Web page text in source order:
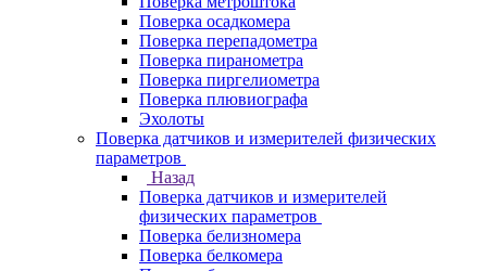
Поверка осадкомера
Поверка перепадометра
Поверка пиранометра
Поверка пиргелиометра
Поверка плювиографа
Эхолоты
Поверка датчиков и измерителей физических
параметров
Назад
Поверка датчиков и измерителей
физических параметров
Поверка белизномера
Поверка белкомера